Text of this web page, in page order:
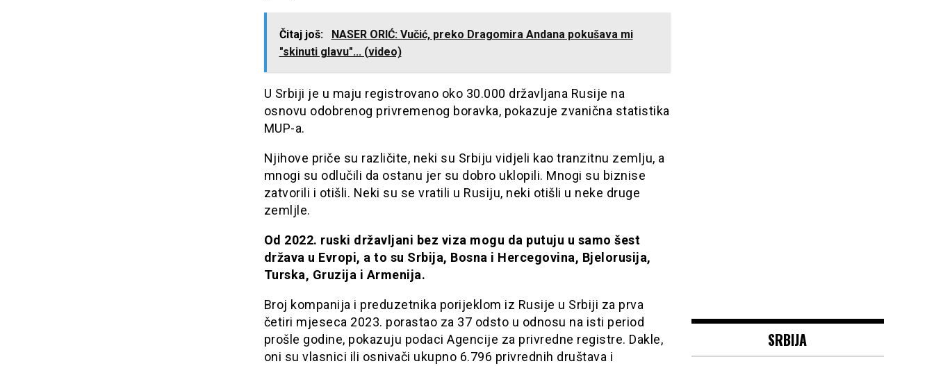
Čitaj još:
NASER ORIĆ: Vučić, preko Dragomira Andana pokušava mi
"skinuti glavu"... (video)
U Srbiji je u maju registrovano oko 30.000 državljana Rusije na
osnovu odobrenog privremenog boravka, pokazuje zvanična statistika
MUP-a.
Njihove priče su različite, neki su Srbiju vidjeli kao tranzitnu zemlju, a
mnogi su odlučili da ostanu jer su dobro uklopili. Mnogi su biznise
zatvorili i otišli. Neki su se vratili u Rusiju, neki otišli u neke druge
zemljle.
Od 2022. ruski državljani bez viza mogu da putuju u samo šest
država u Evropi, a to su Srbija, Bosna i Hercegovina, Bjelorusija,
Turska, Gruzija i Armenija.
Broj kompanija i preduzetnika porijeklom iz Rusije u Srbiji za prva
četiri mjeseca 2023. porastao za 37 odsto u odnosu na isti period
prošle godine, pokazuju podaci Agencije za privredne registre. Dakle,
oni su vlasnici ili osnivači ukupno 6.796 privrednih društava i
SRBIJA